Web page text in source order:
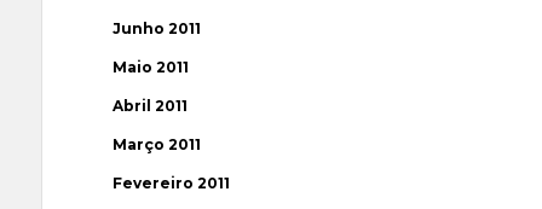
Junho 2011
Maio 2011
Abril 2011
Março 2011
Fevereiro 2011